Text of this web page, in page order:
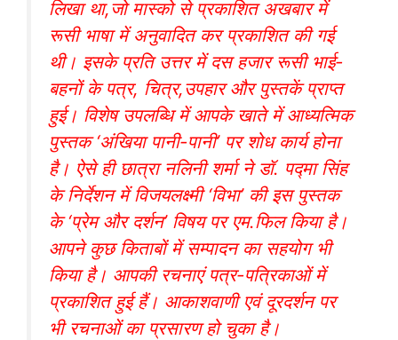
लिखा था,जो मास्को से प्रकाशित अखबार में
रूसी भाषा में अनुवादित कर प्रकाशित की गई
थी। इसके प्रति उत्तर में दस हजार रूसी भाई-
बहनों के पत्र, चित्र,उपहार और पुस्तकें प्राप्त
हुई। विशेष उपलब्धि में आपके खाते में आध्यत्मिक
पुस्तक ‘अंखिया पानी-पानी’ पर शोध कार्य होना
है। ऐसे ही छात्रा नलिनी शर्मा ने डॉ. पद्मा सिंह
के निर्देशन में विजयलक्ष्मी ‘विभा’ की इस पुस्तक
के ‘प्रेम और दर्शन’ विषय पर एम.फिल किया है।
आपने कुछ किताबों में सम्पादन का सहयोग भी
किया है। आपकी रचनाएं पत्र-पत्रिकाओं में
प्रकाशित हुई हैं। आकाशवाणी एवं दूरदर्शन पर
भी रचनाओं का प्रसारण हो चुका है।